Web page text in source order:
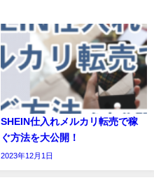
SHEIN仕入れメルカリ転売で稼
ぐ方法を大公開！
2023年12月1日